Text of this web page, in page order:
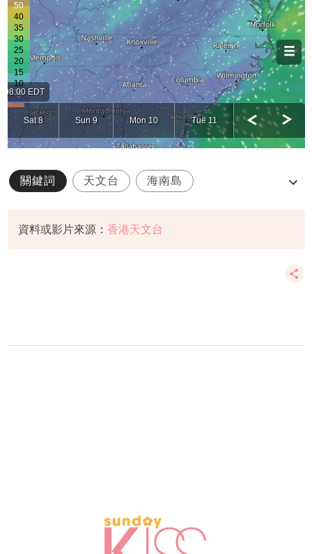
關鍵詞 天文台 海南島
資料或影片來源： 香港天文台